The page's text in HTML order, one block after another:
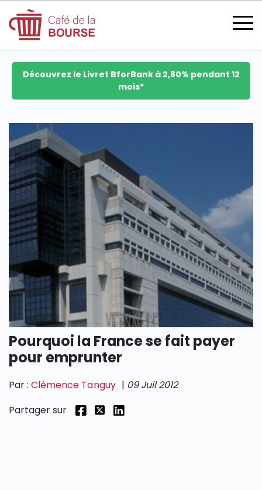
se connecter
devenir membre
CATÉGORIES
SECTIONS
Découvrez le Livret BforBank à 2,80% pendant 12
mois*
Pourquoi la France se fait payer
pour emprunter
Par :Clémence Tanguy | 09 Juil 2012
Partager sur